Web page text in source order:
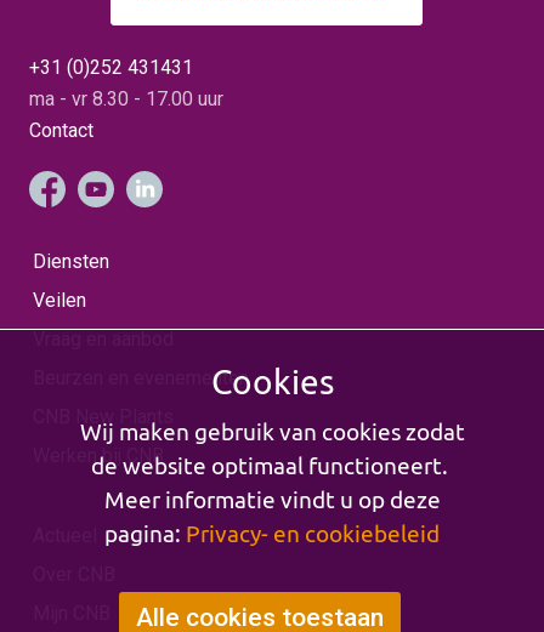
+31 (0)252 431431
ma - vr 8.30 - 17.00 uur
Contact
Diensten
Veilen
Beurzen en evenementen
Werken bij CNB
Cookies
Wij maken gebruik van cookies zodat
de website optimaal functioneert.
Meer informatie vindt u op deze
pagina: Privacy- en cookiebeleid
Alle cookies toestaan